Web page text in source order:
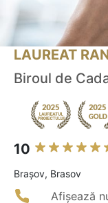
LAUREAT
Biroul de
10
Braşov, Brasov
Afișează